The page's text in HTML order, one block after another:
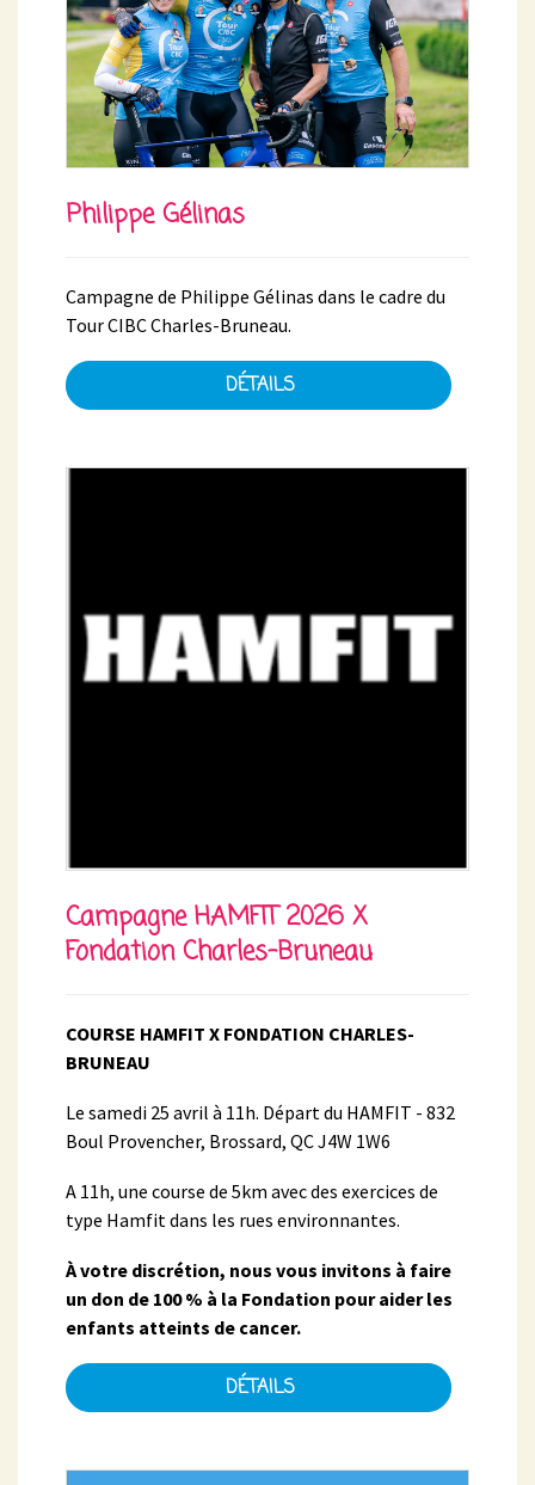
Philippe Gélinas
Campagne de Philippe Gélinas dans le cadre du
Tour CIBC Charles-Bruneau.
DÉTAILS
Campagne HAMFIT 2026 X
Fondation Charles-Bruneau
COURSE HAMFIT X FONDATION CHARLES-
BRUNEAU
Le samedi 25 avril à 11h. Départ du HAMFIT - 832
Boul Provencher, Brossard, QC J4W 1W6
A 11h, une course de 5km avec des exercices de
type Hamfit dans les rues environnantes.
À votre discrétion, nous vous invitons à faire
un don de 100 % à la Fondation pour aider les
enfants atteints de cancer.
DÉTAILS